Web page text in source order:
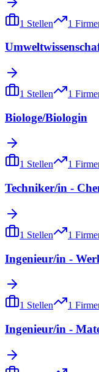
1 Stellen 1
1 Stellen 1
Biologe/Biologin
1 Stellen 1
Techniker/in -
1 Stellen 1
Ingenieur/in -
1 Stellen 1
Ingenieur/in -